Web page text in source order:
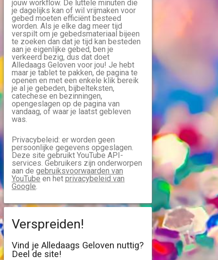
jouw workflow. De luttele minuten die
je dagelijks kan of wil vrijmaken voor
gebed moeten efficiënt besteed
worden. Als je elke dag meer tijd
verspilt om je gebedsmateriaal bijeen
te zoeken dan dat je tijd kan besteden
aan je eigenlijke gebed, ben je
verkeerd bezig, dus dat doet
Alledaags Geloven voor jou! Je hebt
maar je tablet te pakken, de pagina te
openen en met een enkele klik bereik
je al je gebeden, bijbelteksten,
catechese en bezinningen,
opengeslagen op de pagina van
vandaag, of waar je laatst gebleven
was.
Privacybeleid: er worden geen
persoonlijke gegevens opgeslagen.
Deze site gebruikt YouTube API-
services. Gebruikers zijn onderworpen
aan de gebruiksvoorwaarden van
YouTube en het privacybeleid van
Google.
Verspreiden!
Vind je Alledaags Geloven nuttig?
Deel de site!